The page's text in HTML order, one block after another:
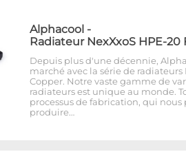
Alphacool -
Radiateur NexXxoS HPE-20
Depuis plus d'une décennie,
marché avec la série de radiateurs
Copper. Notre vaste gamme de
radiateurs est unique au monde.
processus de fabrication, qui nous
produire…